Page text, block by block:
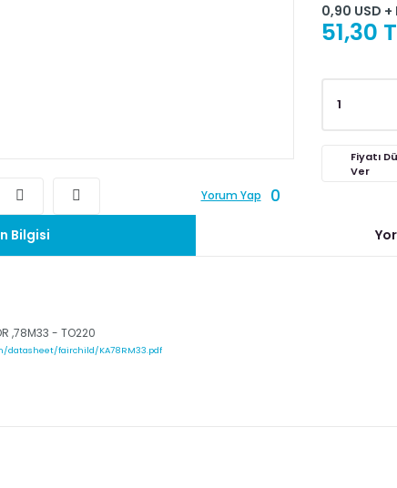
Yorum Yap 0
0,90 USD +
51,30
Fiyatı
Ver
Bilgisi
,78M33 - TO220
datasheet/fairchild/KA78RM33.pdf